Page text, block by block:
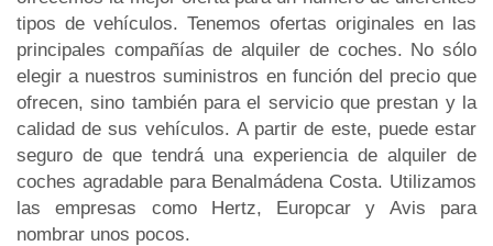
tipos de vehículos. Tenemos ofertas originales en las
principales compañías de alquiler de coches. No sólo
elegir a nuestros suministros en función del precio que
ofrecen, sino también para el servicio que prestan y la
calidad de sus vehículos. A partir de este, puede estar
seguro de que tendrá una experiencia de alquiler de
coches agradable para Benalmádena Costa. Utilizamos
las empresas como Hertz, Europcar y Avis para
nombrar unos pocos.